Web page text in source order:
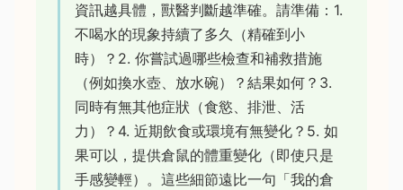
資訊越具體，獸醫判斷越準確。請準備：1.
不喝水的現象持續了多久（精確到小
時）？2. 你嘗試過哪些檢查和補救措施
（例如換水壺、放水碗）？結果如何？3.
同時有無其他症狀（食慾、排泄、活
力）？4. 近期飲食或環境有無變化？5. 如
果可以，提供倉鼠的體重變化（即使只是
手感變輕）。這些細節遠比一句「我的倉